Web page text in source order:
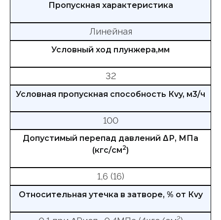
Пропускная характеристика
Линейная
Условный ход плунжера,мм
32
Условная пропускная способность Кvy, м3/ч
100
Допустимый перепад давлений ΔР, МПа
(кгс/см2)
1,6 (16)
Относительная утечка в затворе, % от Кvy
2